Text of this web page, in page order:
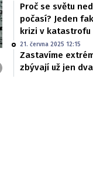
Proč se světu
počasí? Jeden
krizi v katastrofu
21. června 2025 12:15
Zastavíme
zbývají už jen